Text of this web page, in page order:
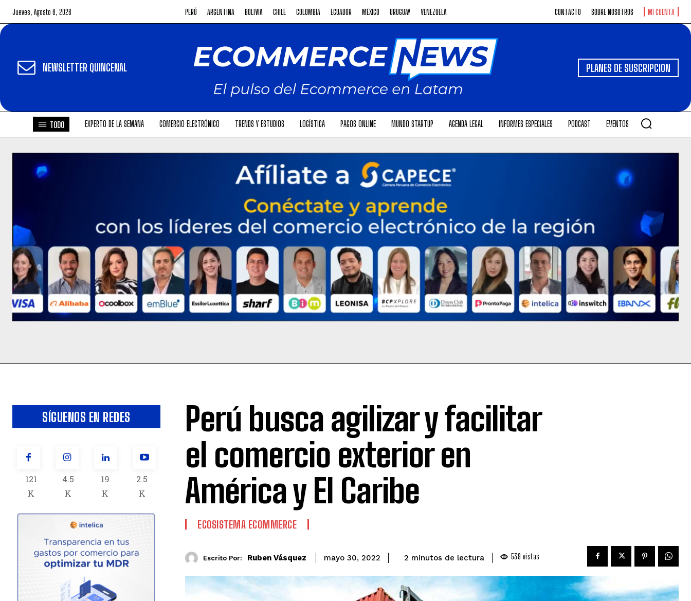
Jueves, Agosto 6, 2026 PERÚ ARGENTINA BOLIVIA CHILE COLOMBIA ECUADOR MÉXICO URUGUAY VENEZUELA CONTACTO SOBRE NOSOTROS MI CUENTA
NEWSLETTER QUINCENAL PLANES DE SUSCRIPCION
TODO EXPERTO DE LA SEMANA COMERCIO ELECTRÓNICO TRENDS Y ESTUDIOS LOGÍSTICA PAGOS ONLINE MUNDO STARTUP AGENDA LEGAL INFORMES ESPECIALES PODCAST EVENTOS
SÍGUENOS EN REDES
121
K
4.5
K
19
K
2.5
K
Perú busca agilizar y facilitar
el comercio exterior en
América y El Caribe
ECOSISTEMA ECOMMERCE
Escrito Por: Ruben Vásquez mayo 30, 2022 2 minutos de lectura 539 vistas